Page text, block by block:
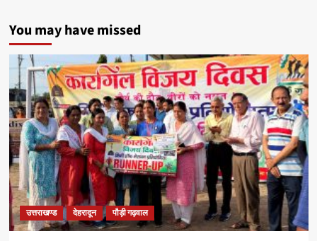
You may have missed
उत्तराखण्ड देहरादून पौड़ी गढ़वाल